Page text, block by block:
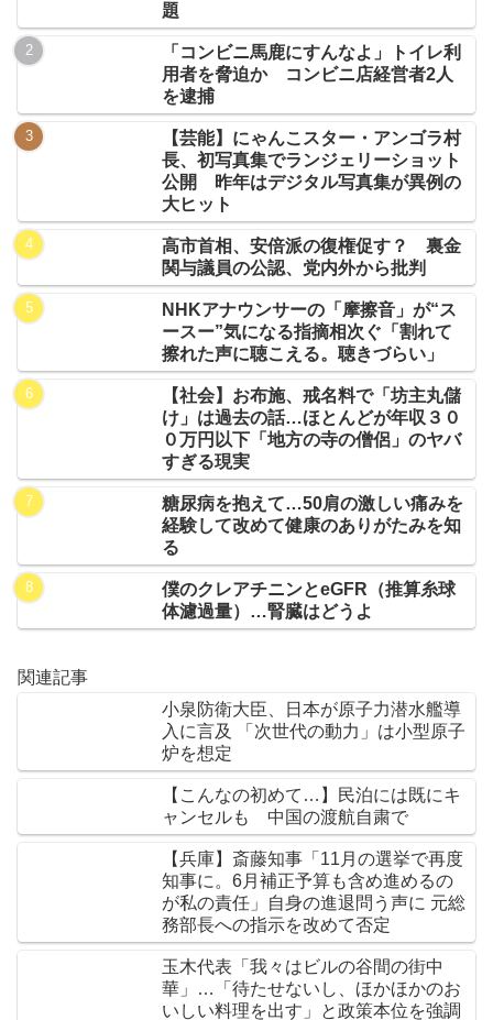
題
「コンビニ馬鹿にすんなよ」トイレ利
用者を脅迫か コンビニ店経営者2人
を逮捕
【芸能】にゃんこスター・アンゴラ村
長、初写真集でランジェリーショット
公開 昨年はデジタル写真集が異例の
大ヒット
高市首相、安倍派の復権促す？ 裏金
関与議員の公認、党内外から批判
NHKアナウンサーの「摩擦音」が“ス
ースー”気になる指摘相次ぐ「割れて
擦れた声に聴こえる。聴きづらい」
【社会】お布施、戒名料で「坊主丸儲
け」は過去の話…ほとんどが年収３０
０万円以下「地方の寺の僧侶」のヤバ
すぎる現実
糖尿病を抱えて…50肩の激しい痛みを
経験して改めて健康のありがたみを知
る
僕のクレアチニンとeGFR（推算糸球
体濾過量）…腎臓はどうよ
関連記事
小泉防衛大臣、日本が原子力潜水艦導
入に言及 「次世代の動力」は小型原子
炉を想定
【こんなの初めて…】民泊には既にキ
ャンセルも 中国の渡航自粛で
【兵庫】斎藤知事「11月の選挙で再度
知事に。6月補正予算も含め進めるの
が私の責任」自身の進退問う声に 元総
務部長への指示を改めて否定
玉木代表「我々はビルの谷間の街中
華」…「待たせないし、ほかほかのお
いしい料理を出す」と政策本位を強調